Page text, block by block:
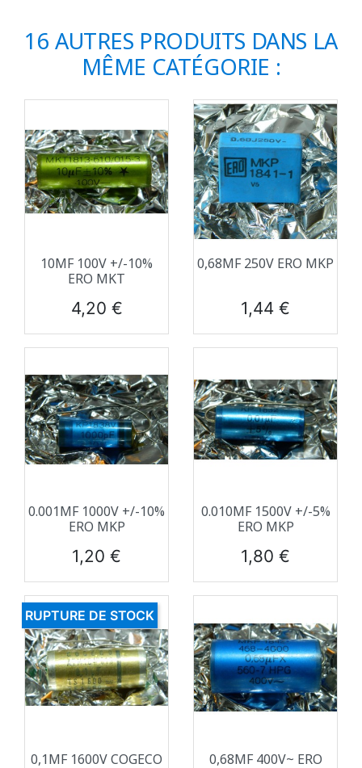
16 AUTRES PRODUITS DANS LA
MÊME CATÉGORIE :
10ΜF 100V +/-10%
ERO MKT
Prix
4,20 €
0,68ΜF 250V ERO MKP
Prix
1,44 €
0.001ΜF 1000V +/-10%
ERO MKP
Prix
1,20 €
0.010ΜF 1500V +/-5%
ERO MKP
Prix
1,80 €
0,1ΜF 1600V COGECO
RUPTURE DE STOCK
0,68ΜF 400V~ ERO